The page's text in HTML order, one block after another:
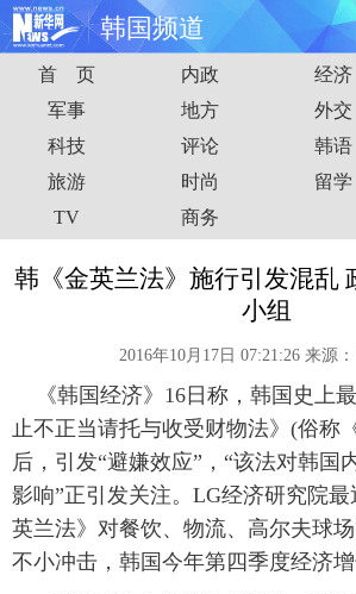
韩国频道
首页 时政 国际
娱乐 体育 人事
时尚 思客
港澳 台湾 华人
图片 视频 彩票
旅游 健康 信息化
金融 军事
富媒体 摄影
首 页 内政 经济
军事
地方 外交
科技
评论 韩语
旅游
时尚 留学
TV
商务
韩《金英兰法》施行引发混乱
小组
2016年10月17日 07:21:26 来源：
《韩国经济》16日称，韩国史上
止不正当请托与收受财物法》(俗称
后，引发“避嫌效应”，“该法对韩国
影响”正引发关注。LG经济研究院
英兰法》对餐饮、物流、高尔夫球
不小冲击，韩国今年第四季度经济增